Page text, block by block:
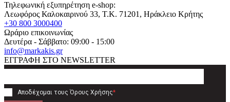
Τηλεφωνική εξυπηρέτηση e-shop:
Λεωφόρος Καλοκαιρινού 33, T.K. 71201, Ηράκλειο Κρήτης
+30 800 3000400
Ωράριο επικοινωνίας
Δευτέρα - Σάββατο: 09:00 - 15:00
info@markakis.gr
ΕΓΓΡΑΦΗ ΣΤΟ NEWSLETTER
Αποδέχομαι τους Όρους Χρήσης*